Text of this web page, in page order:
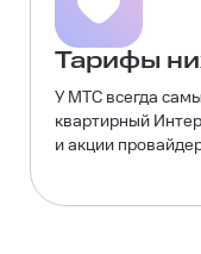
Тарифы
У МТС всегда
квартирный
и акции